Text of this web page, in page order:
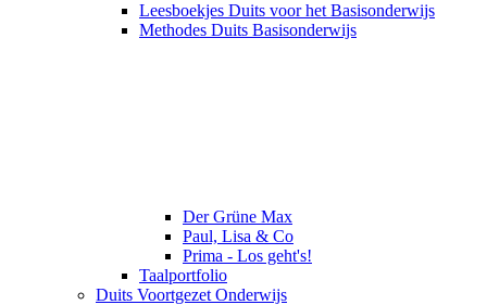
Leesboekjes Duits voor het Basisonderwijs
Methodes Duits Basisonderwijs
Der Grüne Max
Paul, Lisa & Co
Prima - Los geht's!
Taalportfolio
Duits Voortgezet Onderwijs